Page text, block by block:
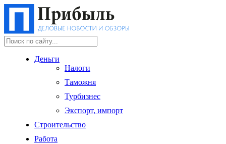
Деньги
Налоги
Таможня
Турбизнес
Экспорт, импорт
Строительство
Работа